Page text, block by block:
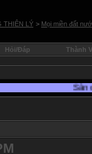
THIÊN LÝ > Mọi miền đất
Hỏi/Ðáp Thành
HTĐ luôn mong đợi